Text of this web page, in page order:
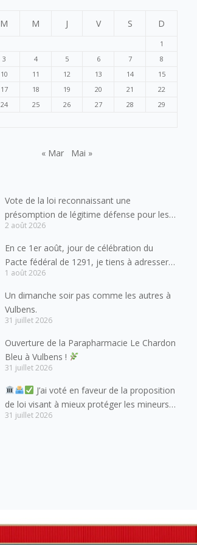
M M J V S D
1
3 4 5 6 7
8
10 11 12 13 14
15
17 18 19 20 21
22
24 25 26 27 28
29
« Mar Mai »
Vote de la loi reconnaissant une
présomption de légitime défense pour les
forces de l’ordre
2 août 2026
En ce 1er août, jour de célébration du
Pacte fédéral de 1291, je tiens à adresser
mes meilleures salutations à nos voisins et
amis suisses, et plus particulièrement aux
habitants du bassin genevois et de l’arc
lémanique, avec lesquels la Haute-Savoie
1 août 2026
Un dimanche soir pas comme les autres à
Vulbens.
31 juillet 2026
Ouverture de la Parapharmacie Le Chardon
Bleu à Vulbens !
31 juillet 2026
J’ai voté en faveur de la proposition
de loi visant à mieux protéger les mineurs
des risques liés à l’utilisation des réseaux
31 juillet 2026